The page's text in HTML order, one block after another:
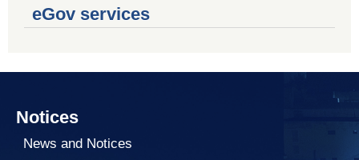
eGov services
Notices
News and Notices